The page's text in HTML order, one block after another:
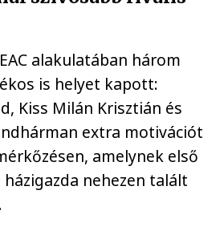
alakulatában három
is helyet kapott:
Kiss Milán Krisztián és
extra motivációt
amelynek első
nehezen talált